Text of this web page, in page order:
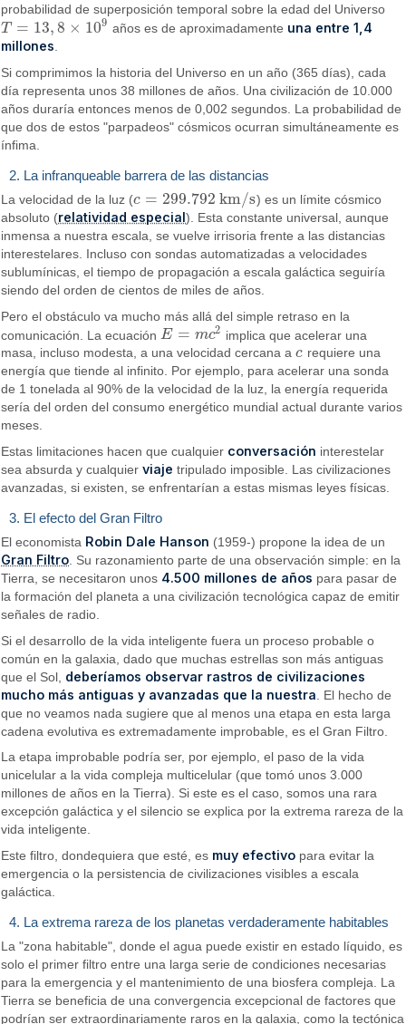
probabilidad de superposición temporal sobre la edad del Universo
T = 13, 8 × 109
T= 13 ,8×109 años es de aproximadamente una entre 1,4
millones
Si comprimimos la historia del Universo en un año (365 días), cada
día representa unos 38 millones de años. Una civilización de 10.000
años duraría entonces menos de 0,002 segundos. La probabilidad de
que dos de estos "parpadeos" cósmicos ocurran simultáneamente es
ínfima.
2. La infranqueable barrera de las distancias
La velocidad de la luz (c = 299.792 km/s
c=299.792 km/s
) es un límite cósmico
absoluto (relatividad especial). Esta constante universal, aunque
inmensa a nuestra escala, se vuelve irrisoria frente a las distancias
interestelares. Incluso con sondas automatizadas a velocidades
sublumínicas, el tiempo de propagación a escala galáctica seguiría
siendo del orden de cientos de miles de años.
Pero el obstáculo va mucho más allá del simple retraso en la
comunicación. La ecuaciónE = mc2
E= mc 2
implica que acelerar una
masa, incluso modesta, a una velocidad cercana ac
c requiere una
energía que tiende al infinito. Por ejemplo, para acelerar una sonda
de 1 tonelada al 90% de la velocidad de la luz, la energía requerida
sería del orden del consumo energético mundial actual durante varios
meses.
Estas limitaciones hacen que cualquier conversación interestelar
sea absurda y cualquierviaje tripulado imposible. Las civilizaciones
avanzadas, si existen, se enfrentarían a estas mismas leyes físicas.
3. El efecto del Gran Filtro
El economista Robin Dale Hanson (1959-) propone la idea de un
Gran Filtro. Su razonamiento parte de una observación simple: en la
Tierra, se necesitaron unos 4.500 millones de años para pasar de
la formación del planeta a una civilización tecnológica capaz de emitir
señales de radio.
Si el desarrollo de la vida inteligente fuera un proceso probable o
común en la galaxia, dado que muchas estrellas son más antiguas
que el Sol, deberíamos observar rastros de civilizaciones
mucho más antiguas y avanzadas que la nuestra . El hecho de
que no veamos nada sugiere que al menos una etapa en esta larga
cadena evolutiva es extremadamente improbable, es el Gran Filtro.
La etapa improbable podría ser, por ejemplo, el paso de la vida
unicelular a la vida compleja multicelular (que tomó unos 3.000
millones de años en la Tierra). Si este es el caso, somos una rara
excepción galáctica y el silencio se explica por la extrema rareza de la
vida inteligente.
Este filtro, dondequiera que esté, es muy efectivo para evitar la
emergencia o la persistencia de civilizaciones visibles a escala
galáctica.
4. La extrema rareza de los planetas verdaderamente habitables
La "zona habitable", donde el agua puede existir en estado líquido, es
solo el primer filtro entre una larga serie de condiciones necesarias
para la emergencia y el mantenimiento de una biosfera compleja. La
Tierra se beneficia de una convergencia excepcional de factores que
podrían ser extraordinariamente raros en la galaxia, como la tectónica